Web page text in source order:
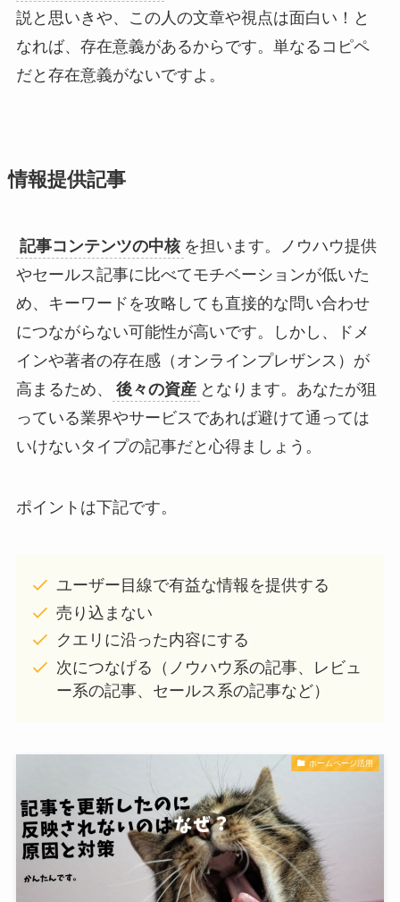
説と思いきや、この人の文章や視点は面白い！と
なれば、存在意義があるからです。単なるコピペ
だと存在意義がないですよ。
情報提供記事
記事コンテンツの中核 を担います。ノウハウ提供
やセールス記事に比べてモチベーションが低いた
め、キーワードを攻略しても直接的な問い合わせ
につながらない可能性が高いです。しかし、ドメ
インや著者の存在感（オンラインプレザンス）が
高まるため、
後々の資産 となります。あなたが狙
っている業界やサービスであれば避けて通っては
いけないタイプの記事だと心得ましょう。
ポイントは下記です。
ユーザー目線で有益な情報を提供する
売り込まない
クエリに沿った内容にする
次につなげる（ノウハウ系の記事、レビュ
ー系の記事、セールス系の記事など）
ホームページ活用